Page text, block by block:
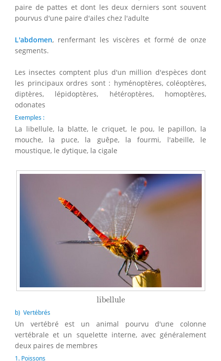
paire de pattes et dont les deux derniers sont souvent
pourvus d'une paire d'ailes chez l'adulte
L'abdomen, renfermant les viscères et formé de onze
segments.
Les insectes comptent plus d'un million d'espèces dont
les principaux ordres sont : hyménoptères, coléoptères,
diptères, lépidoptères, hétéroptères, homoptères,
odonates
Exemples :
La libellule, la blatte, le criquet, le pou, le papillon, la
mouche, la puce, la guêpe, la fourmi, l'abeille, le
moustique, le dytique, la cigale
libellule
libellule
b) Vertébrés
Un vertébré est un animal pourvu d'une colonne
vertébrale et un squelette interne, avec généralement
deux paires de membres
1. Poissons